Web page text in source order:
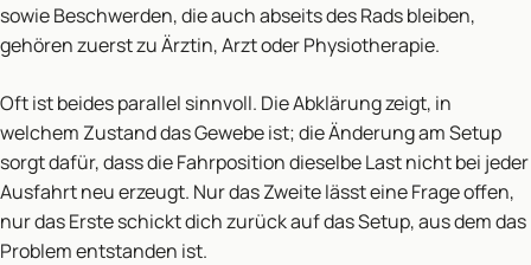
sowie Beschwerden, die auch abseits des Rads bleiben,
gehören zuerst zu Ärztin, Arzt oder Physiotherapie.
Oft ist beides parallel sinnvoll. Die Abklärung zeigt, in
welchem Zustand das Gewebe ist; die Änderung am Setup
sorgt dafür, dass die Fahrposition dieselbe Last nicht bei jeder
Ausfahrt neu erzeugt. Nur das Zweite lässt eine Frage offen,
nur das Erste schickt dich zurück auf das Setup, aus dem das
Problem entstanden ist.